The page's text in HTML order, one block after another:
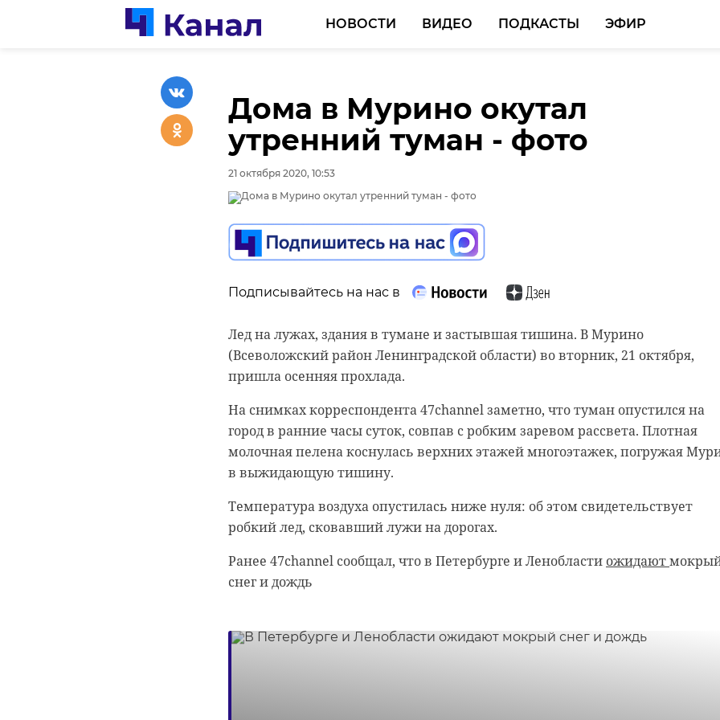
НОВОСТИ ВИДЕО ПОДКАСТЫ ЭФИР
Дома в Мурино окутал
утренний туман - фото
21 октября 2020, 10:53
Подписывайтесь на нас в
Лед на лужах, здания в тумане и застывшая тишина. В Мурино
(Всеволожский район Ленинградской области) во вторник, 21 октября,
пришла осенняя прохлада.
На снимках корреспондента 47channel заметно, что туман опустился на
город в ранние часы суток, совпав с робким заревом рассвета. Плотная
молочная пелена коснулась верхних этажей многоэтажек, погружая
в выжидающую тишину.
Температура воздуха опустилась ниже нуля: об этом свидетельствует
робкий лед, сковавший лужи на дорогах.
Ранее 47channel сообщал, что в Петербурге и Ленобласти ожидают
снег и дождь
В Белгородской области
журналист спас тонущую
собаку
В Гатчинском районе
добровольцы реставрируют
“особняк с привидениями” XIX
века